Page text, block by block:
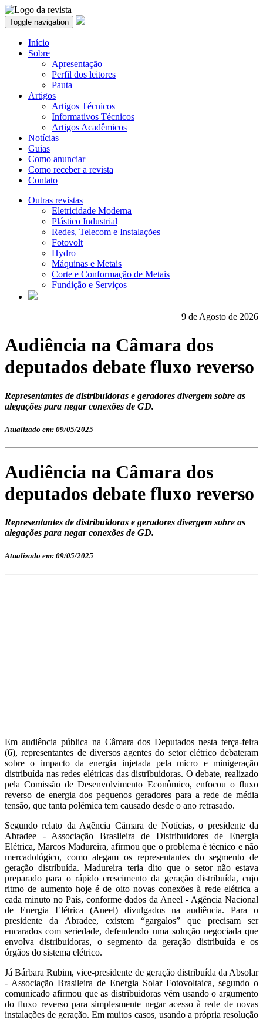
Toggle navigation
Início
Sobre
Apresentação
Perfil dos leitores
Pauta
Artigos
Artigos Técnicos
Informativos Técnicos
Artigos Acadêmicos
Notícias
Guias
Como anunciar
Como receber a revista
Contato
Outras revistas
Eletricidade Moderna
Plástico Industrial
Redes, Telecom e Instalações
Fotovolt
Hydro
Máquinas e Metais
Corte e Conformação de Metais
Fundição e Serviços
9 de Agosto de 2026
Audiência na Câmara dos
deputados debate fluxo reverso
Representantes de distribuidoras e geradores divergem sobre as
alegações para negar conexões de GD.
Atualizado em: 09/05/2025
Audiência na Câmara dos
deputados debate fluxo reverso
Representantes de distribuidoras e geradores divergem sobre as
alegações para negar conexões de GD.
Atualizado em: 09/05/2025
Em audiência pública na Câmara dos Deputados nesta terça-feira
(6), representantes de diversos agentes do setor elétrico debateram
sobre o impacto da energia injetada pela micro e minigeração
distribuída nas redes elétricas das distribuidoras. O debate, realizado
pela Comissão de Desenvolvimento Econômico, enfocou o fluxo
reverso de energia dos pequenos geradores para a rede de média
tensão, que tanta polêmica tem causado desde o ano retrasado.
Segundo relato da Agência Câmara de Notícias, o presidente da
Abradee - Associação Brasileira de Distribuidores de Energia
Elétrica, Marcos Madureira, afirmou que o problema é técnico e não
mercadológico, como alegam os representantes do segmento de
geração distribuída. Madureira teria dito que o setor não estava
preparado para o rápido crescimento da geração distribuída, cujo
ritmo de aumento hoje é de oito novas conexões à rede elétrica a
cada minuto no País, conforme dados da Aneel - Agência Nacional
de Energia Elétrica (Aneel) divulgados na audiência. Para o
presidente da Abradee, existem “gargalos” que precisam ser
encarados com seriedade, defendendo uma solução negociada que
envolva distribuidoras, o segmento da geração distribuída e os
órgãos do sistema elétrico.
Já Bárbara Rubim, vice-presidente de geração distribuída da Absolar
- Associação Brasileira de Energia Solar Fotovoltaica, segundo o
comunicado afirmou que as distribuidoras vêm usando o argumento
do fluxo reverso para simplesmente negar acesso à rede de novas
instalações de geração. Em muitos casos, usando a própria resolução